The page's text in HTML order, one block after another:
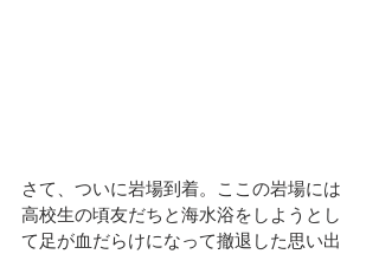
さて、ついに岩場到着。ここの岩場には
高校生の頃友だちと海水浴をしようとし
て足が血だらけになって撤退した思い出